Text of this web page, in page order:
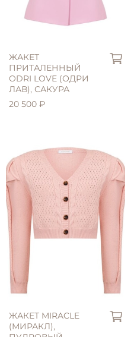
ЖАКЕТ
ПРИТАЛЕННЫЙ
ODRI LOVE (ОДРИ
ЛАВ), САКУРА
20 500 ₽
ЖАКЕТ MIRACLE
(МИРАКЛ),